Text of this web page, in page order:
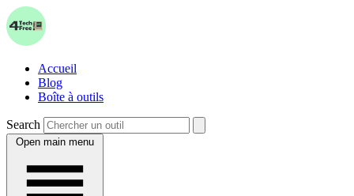
Accueil
Blog
Boîte à outils
Search
Open main menu